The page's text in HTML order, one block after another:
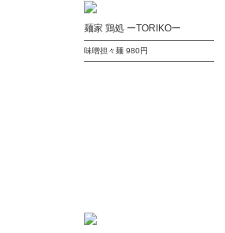
麺家 鶏処 ーTORIKOー
味噌担々麺 980円